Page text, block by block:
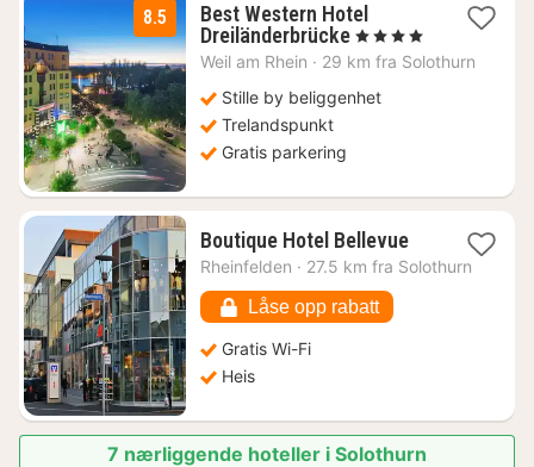
8.5
Best Western Hotel
Dreiländerbrücke1
natt
1144
, 4 Stjerner
Weil am Rhein · 29 km fra Solothurn
Stille by beliggenhet
Trelandspunkt
Gratis parkering
Boutique Hotel Bellevue1
natt
Rheinfelden · 27.5 km fra Solothurn
Låse opp rabatt
Gratis Wi-Fi
Heis
7 nærliggende hoteller i Solothurn